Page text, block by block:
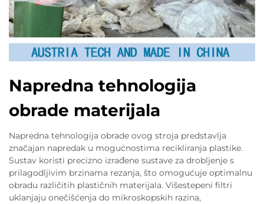
Napredna tehnologija
obrade materijala
Napredna tehnologija obrade ovog stroja predstavlja
značajan napredak u mogućnostima recikliranja plastike.
Sustav koristi precizno izrađene sustave za drobljenje s
prilagodljivim brzinama rezanja, što omogućuje optimalnu
obradu različitih plastičnih materijala. Višestepeni filtri
uklanjaju onečišćenja do mikroskopskih razina,